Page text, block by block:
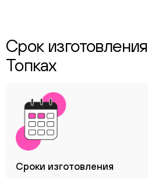
Срок
Топках
Сроки изготовления